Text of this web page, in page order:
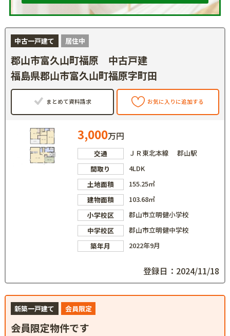
中古一戸建て 居住中
郡山市富久山町福原 中古戸建
福島県郡山市富久山町福原字町田
まとめて資料請求 お気に入りに追加する
3,000万円
交通
ＪＲ東北本線 郡山駅
間取り
4LDK
土地面積
155.25㎡
建物面積
103.68㎡
小学校区
郡山市立明健小学校
中学校区
郡山市立明健中学校
築年月
2022年9月
登録日：2024/11/18
新築一戸建て 会員限定
会員限定物件です